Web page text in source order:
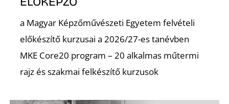
a Magyar Képzőművészeti Egyetem felvételi
előkészítő kurzusai a 2026/27-es tanévben
MKE Core20 program – 20 alkalmas műtermi
rajz és szakmai felkészítő kurzusok